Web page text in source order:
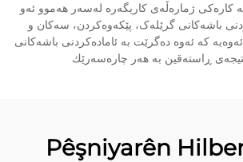
کارەکی ژمارەڵەی کاریگەرە لەسەر هەموو ئەو
باشەکانی گرێلەک، پێکەوەکردن، سەکان و
کە ئەوە دەگرێت بە ئامادەکردنی باشەکانی
Pêşniyarên